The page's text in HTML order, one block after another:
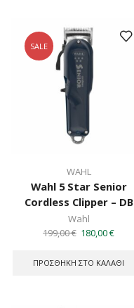
SALE
WAHL
Wahl 5 Star Senior
Cordless Clipper – DB
Wahl
199,00€ Original
was:
180,00€Η
τιμή
ΠΡΟΣΘΉΚΗ ΣΤΟ ΚΑΛΆΘΙ